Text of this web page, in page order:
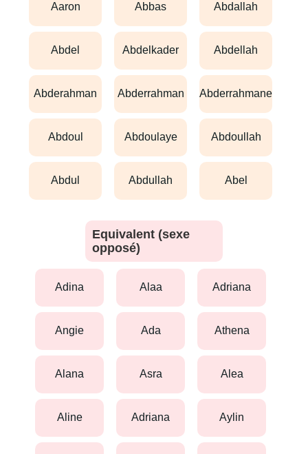
aaron abbas abdallah
abdel abdelkader abdellah
abderahman abderrahman abderrahmane
abdoul abdoulaye abdoullah
abdul abdullah abel
Equivalent (sexe
opposé)
adina alaa adriana
angie ada athena
alana asra alea
aline adriana aylin